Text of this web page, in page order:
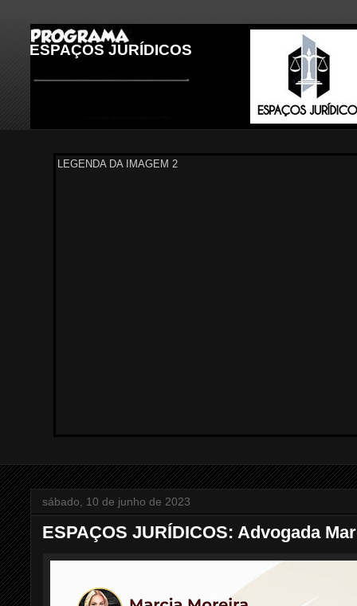
ESPAÇOS JURÍDICOS
LEGENDA DA IMAGEM 3
sábado, 10 de junho de 2023
ESPAÇOS JURÍDICOS: Advogada